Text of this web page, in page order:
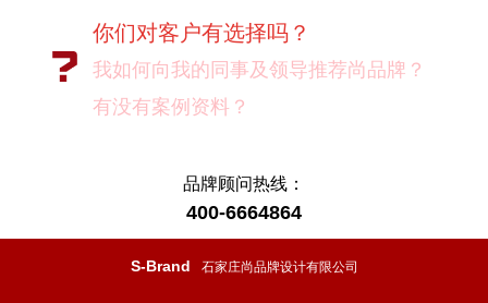
尚品牌如何保证作业成果？
你们对客户有选择吗？
我如何向我的同事及领导推荐尚品牌？
项目启动之前您需要给我们提供什么资
品牌顾问热线：
400-6664864
S-Brand 石家庄尚品牌设计有限公司